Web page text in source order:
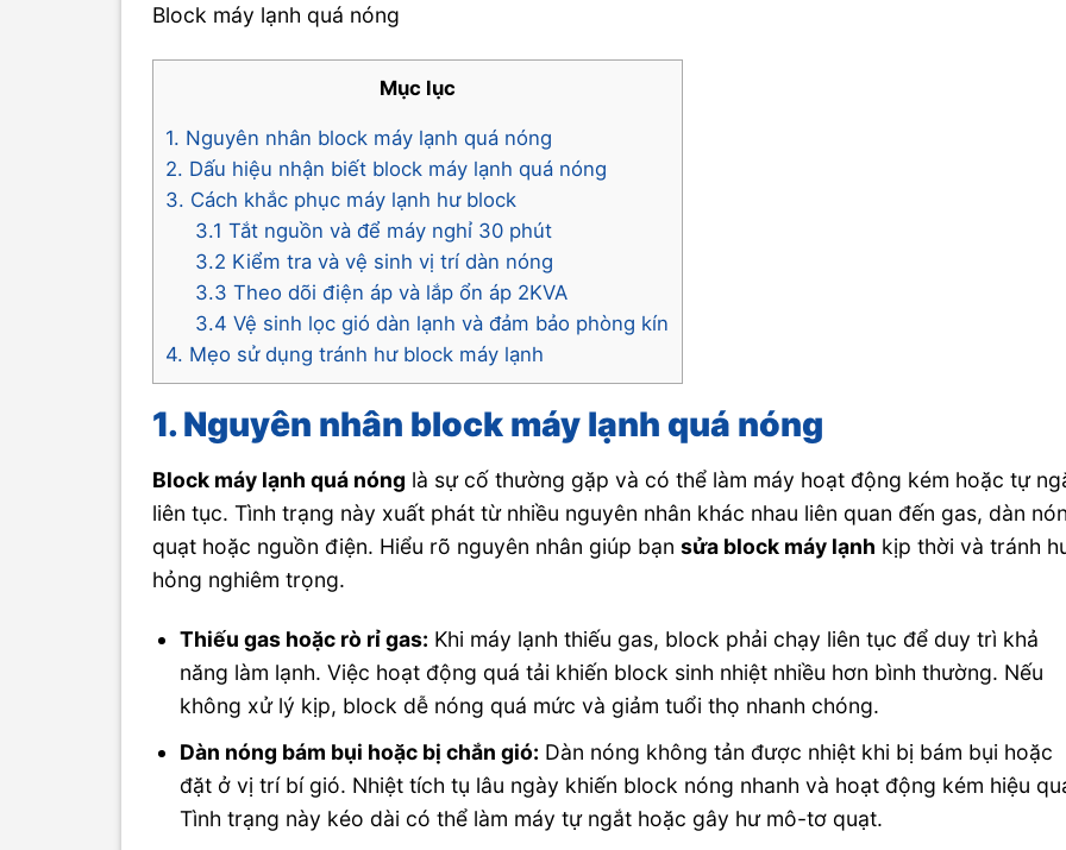
Block máy lạnh quá nóng
Mục lục
1. Nguyên nhân block máy lạnh quá nóng
2. Dấu hiệu nhận biết block máy lạnh quá nóng
3. Cách khắc phục máy lạnh hư block
3.1 Tắt nguồn và để máy nghỉ 30 phút
3.2 Kiểm tra và vệ sinh vị trí dàn nóng
3.3 Theo dõi điện áp và lắp ổn áp 2KVA
3.4 Vệ sinh lọc gió dàn lạnh và đảm bảo phòng kín
4. Mẹo sử dụng tránh hư block máy lạnh
1. Nguyên nhân block máy lạnh quá nóng
Block máy lạnh quá nóng là sự cố thường gặp và có thể làm máy hoạt động kém hoặc tự
liên tục. Tình trạng này xuất phát từ nhiều nguyên nhân khác nhau liên quan đến gas, dàn
quạt hoặc nguồn điện. Hiểu rõ nguyên nhân giúp bạnsửa block máy lạnh kịp thời và tránh
hỏng nghiêm trọng.
Thiếu gas hoặc rò rỉ gas: Khi máy lạnh thiếu gas, block phải chạy liên tục để duy trì khả
năng làm lạnh. Việc hoạt động quá tải khiến block sinh nhiệt nhiều hơn bình thường. Nếu
không xử lý kịp, block dễ nóng quá mức và giảm tuổi thọ nhanh chóng.
Dàn nóng bám bụi hoặc bị chắn gió: Dàn nóng không tản được nhiệt khi bị bám bụi hoặc
đặt ở vị trí bí gió. Nhiệt tích tụ lâu ngày khiến block nóng nhanh và hoạt động kém hiệu
Tình trạng này kéo dài có thể làm máy tự ngắt hoặc gây hư mô-tơ quạt.